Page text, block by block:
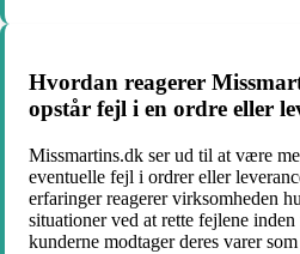
Hvordan reagerer
opstår fejl i en ordre eller
Missmartins.dk ser ud til at være
eventuelle fejl i ordrer eller
erfaringer reagerer virksomheden
situationer ved at rette fejlene
kunderne modtager deres varer